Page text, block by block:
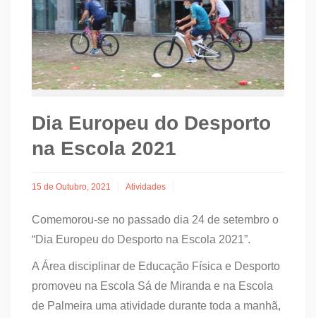
Dia Europeu do Desporto
na Escola 2021
15 de Outubro, 2021 Atividades
Comemorou-se no passado dia 24 de setembro o
“Dia Europeu do Desporto na Escola 2021”.
A Área disciplinar de Educação Física e Desporto
promoveu na Escola Sá de Miranda e na Escola
de Palmeira uma atividade durante toda a manhã,